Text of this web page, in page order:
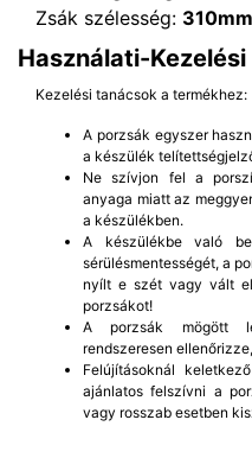
Zsák szélesség: 310mm
Használati-
Kezelési tanácsok a termékhez:
A porzsák egyszer
a készülék
Ne szívjon fel a
anyaga miatt az
a készülékben.
A készülékbe való
sérülésmentességét, a
nyílt e szét vagy vált
porzsákot!
A porzsák mögött
rendszeresen
Felújításoknál
ajánlatos felszívni a
vagy rosszab esetben